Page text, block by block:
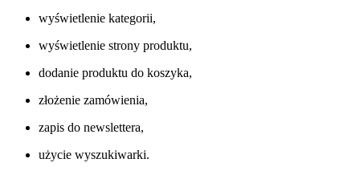
wyświetlenie kategorii,
wyświetlenie strony produktu,
dodanie produktu do koszyka,
złożenie zamówienia,
zapis do newslettera,
użycie wyszukiwarki.